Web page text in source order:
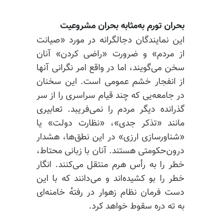
بحران تورم به‌مثابه بحران مشروعیت
این نمایندگان دجالگرانه در مورد «صیانت
از مردم» و ضرورت «راضی کردن» آنان
سخن می‌گویند، اما در واقع امر نگرانی آنها
از انفجار خشم عمومی است. این سخنان
در جامعه‌یی که چند قیام سراسری را از سر
گذرانده دیگر مردم را نمی‌فریبد. تعابیری
مانند «تذکر جدی»، «نظارت دولت» یا
«شناورسازی ارزی» در این نطق‌ها، هشدار
درون‌حکومتی هستند. آنان با زبانی محتاط،
خطر را به رأس هرم منتقل می‌کنند. انگار
خطر را بو کشیده‌اند و می‌دانند که با این
دست فرمان نظام زهوار در رفته‌ٔ خامنه‌ای
به ته دره سقوط خواهد کرد.